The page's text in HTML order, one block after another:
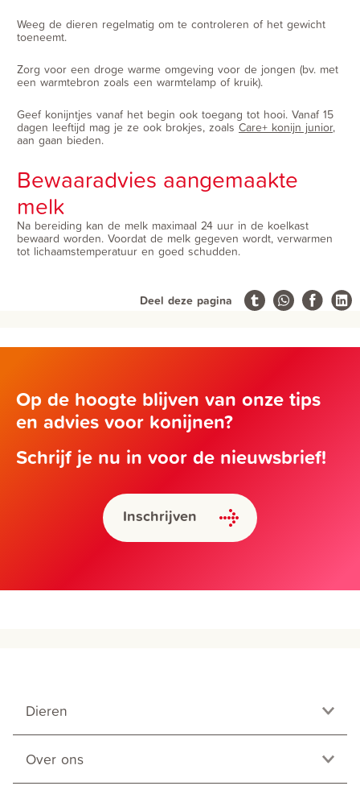
Weeg de dieren regelmatig om te controleren of het gewicht
toeneemt.
Zorg voor een droge warme omgeving voor de jongen (bv. met
een warmtebron zoals een warmtelamp of kruik).
Geef konijntjes vanaf het begin ook toegang tot hooi. Vanaf 15
dagen leeftijd mag je ze ook brokjes, zoals Care+ konijn junior,
aan gaan bieden.
Bewaaradvies aangemaakte
melk
Na bereiding kan de melk maximaal 24 uur in de koelkast
bewaard worden. Voordat de melk gegeven wordt, verwarmen
tot lichaamstemperatuur en goed schudden.
Deel deze pagina
Op de hoogte blijven van onze tips
en advies voor konijnen?
Schrijf je nu in voor de nieuwsbrief!
Inschrijven
Dieren
Over ons